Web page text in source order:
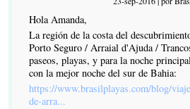
Hola Amanda,
La región de la costa del
Porto Seguro / Arraial d'Ajuda /
paseos, playas, y para la noche
con la mejor noche del sur de Bahia:
https://www.brasilplayas.com/blog/
de-arra...